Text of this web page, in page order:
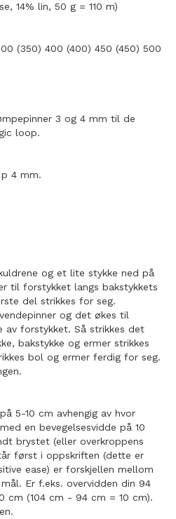
14% lin, 50 g = 110 m)
(350) 400 (400) 450 (450) 500
3 og 4 mm til de
loop.
4 mm.
og et lite stykke ned på
til forstykket langs bakstykkets
del strikkes for seg.
og det økes til
av forstykket. Så strikkes det
bakstykke og ermer strikkes
bol og ermer ferdig for seg.
5-10 cm avhengig av hvor
en bevegelsesvidde på 10
brystet (eller overkroppens
først i oppskriften (dette er
ease) er forskjellen mellom
Er f.eks. overvidden din 94
cm (104 cm - 94 cm = 10 cm).